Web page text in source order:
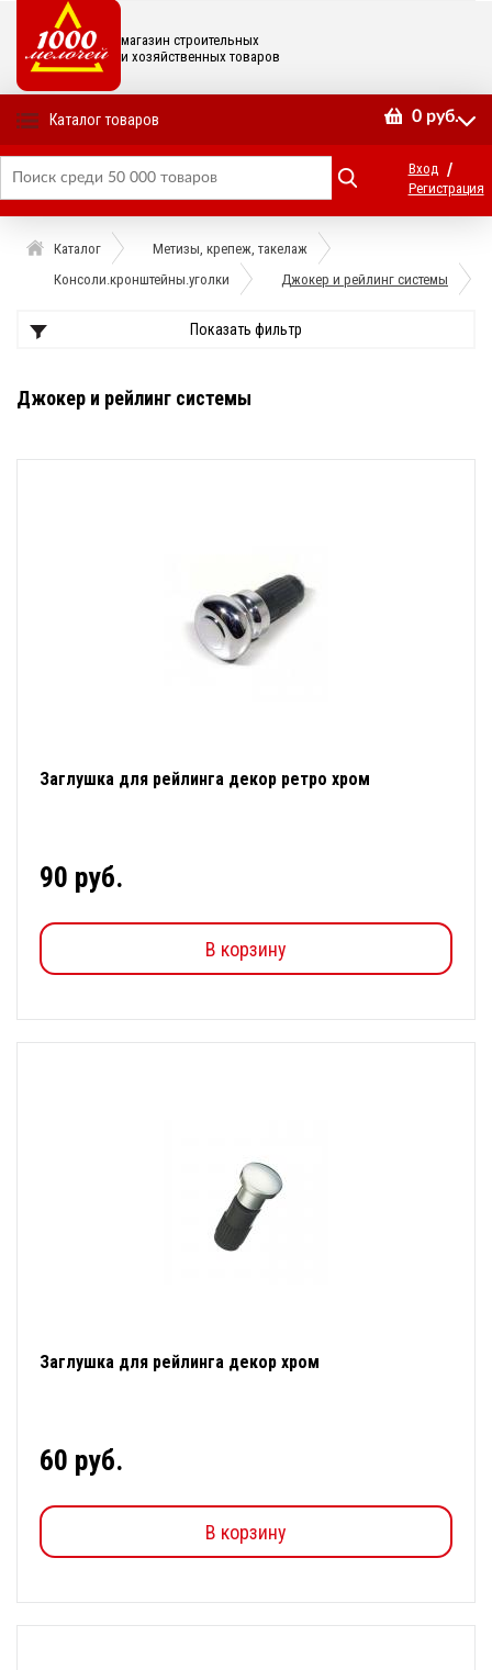
магазин строительных
и хозяйственных товаров
Каталог товаров 0 руб.
Вход /
Регистрация
Каталог
Метизы, крепеж, такелаж
Консоли.кронштейны.уголки
Джокер и рейлинг системы
Показать фильтр
Джокер и рейлинг системы
Заглушка для рейлинга декор ретро хром
90 руб.
В корзину
Заглушка для рейлинга декор хром
60 руб.
В корзину